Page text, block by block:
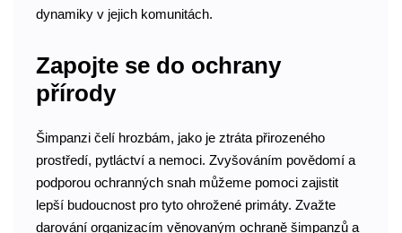
dynamiky v jejich komunitách.
Zapojte se do ochrany
přírody
Šimpanzi čelí hrozbám, jako je ztráta přirozeného
prostředí, pytláctví a nemoci. Zvyšováním povědomí a
podporou ochranných snah můžeme pomoci zajistit
lepší budoucnost pro tyto ohrožené primáty. Zvažte
darování organizacím věnovaným ochraně šimpanzů a